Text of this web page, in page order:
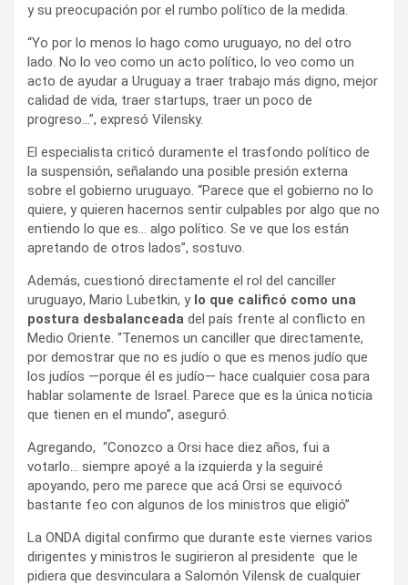
y su preocupación por el rumbo político de la medida.
“Yo por lo menos lo hago como uruguayo, no del otro
lado. No lo veo como un acto político, lo veo como un
acto de ayudar a Uruguay a traer trabajo más digno, mejor
calidad de vida, traer startups, traer un poco de
progreso…”, expresó Vilensky.
El especialista criticó duramente el trasfondo político de
la suspensión, señalando una posible presión externa
sobre el gobierno uruguayo. “Parece que el gobierno no lo
quiere, y quieren hacernos sentir culpables por algo que no
entiendo lo que es… algo político. Se ve que los están
apretando de otros lados”, sostuvo.
Además, cuestionó directamente el rol del canciller
uruguayo, Mario Lubetkin, ylo que calificó como una
postura desbalanceada del país frente al conflicto en
Medio Oriente. “Tenemos un canciller que directamente,
por demostrar que no es judío o que es menos judío que
los judíos —porque él es judío— hace cualquier cosa para
hablar solamente de Israel. Parece que es la única noticia
que tienen en el mundo”, aseguró.
Agregando, “Conozco a Orsi hace diez años, fui a
votarlo… siempre apoyé a la izquierda y la seguiré
apoyando, pero me parece que acá Orsi se equivocó
bastante feo con algunos de los ministros que eligió”
La ONDA digital confirmo que durante este viernes varios
dirigentes y ministros le sugirieron al presidente que le
pidiera que desvinculara a Salomón Vilensk de cualquier